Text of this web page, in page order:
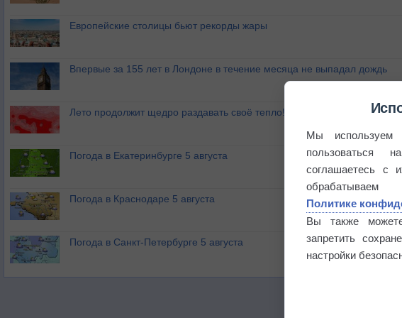
Европейские столицы бьют рекорды жары
Впервые за 155 лет в Лондоне в течение месяца не выпадал дождь
Лето продолжит щедро раздавать своё тепло!
Погода в Екатеринбурге 5 августа
Погода в Краснодаре 5 августа
Погода в Санкт-Петербурге 5 августа
Мы
пользоваться
соглашаетесь с
Политике
Вы также
запретить
настройки